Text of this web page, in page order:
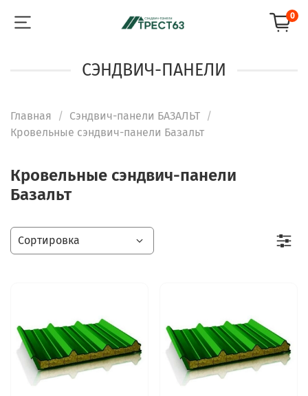
0
СЭНДВИЧ-ПАНЕЛИ
Главная
Сэндвич-панели БАЗАЛЬТ
Кровельные сэндвич-панели Базальт
Кровельные сэндвич-панели
Базальт